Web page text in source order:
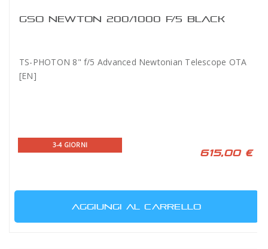
GSO NEWTON 200/1000 F/5 BLACK
TS-PHOTON 8" f/5 Advanced Newtonian Telescope OTA
[EN]
3-4 GIORNI
615,00 €
AGGIUNGI AL CARRELLO